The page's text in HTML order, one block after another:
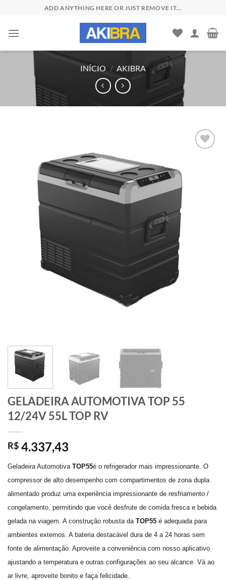
content
ADD ANYTHING HERE OR JUST REMOVE IT...
INÍCIO / AKIBRA
GELADEIRA AUTOMOTIVA TOP 55
12/24V 55L TOP RV
R$ 4.337,43
Geladeira Automotiva TOP55é o refrigerador mais impressionante. O
compressor de alto desempenho com compartimentos de zona dupla
alimentado produz uma experiência impressionante de resfriamento /
congelamento, permitindo que você desfrute de comida fresca e bebida
gelada na viagem. A construção robusta da TOP55 é adequada para
ambientes externos. A bateria destacável dura de 4 a 24 horas sem
fonte de alimentação. Aproveite a conveniência com nosso aplicativo
ajustando a temperatura e outras configurações ao seu alcance. Vá ao
ar livre, aproveite bonito e faça felicidade.